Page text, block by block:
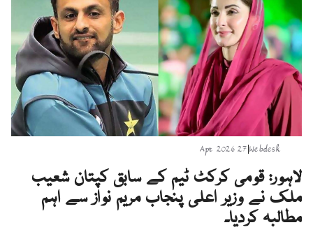
Webdesk
|
27 Apr 2026
لاہور: قومی کرکٹ ٹیم کے سابق کپتان شعیب
ملک نے وزیر اعلی پنجاب مریم نواز سے اہم
مطالبہ کردیا۔